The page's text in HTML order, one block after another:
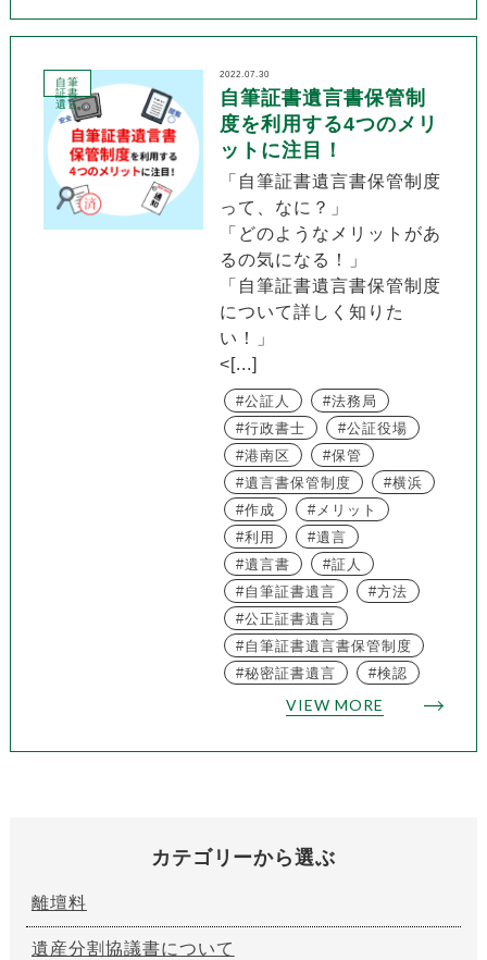
自筆
証書
遺言
2022.07.30
自筆証書遺言書保管制
度を利用する4つのメリ
ットに注目！
「自筆証書遺言書保管制度
って、なに？」
「どのようなメリットがあ
るの気になる！」
「自筆証書遺言書保管制度
について詳しく知りた
い！」
<[...]
公証人
法務局
行政書士
公証役場
港南区
保管
遺言書保管制度
横浜
作成
メリット
利用
遺言
遺言書
証人
自筆証書遺言
方法
公正証書遺言
自筆証書遺言書保管制度
秘密証書遺言
検認
VIEW MORE
カテゴリーから選ぶ
離壇料
遺産分割協議書について